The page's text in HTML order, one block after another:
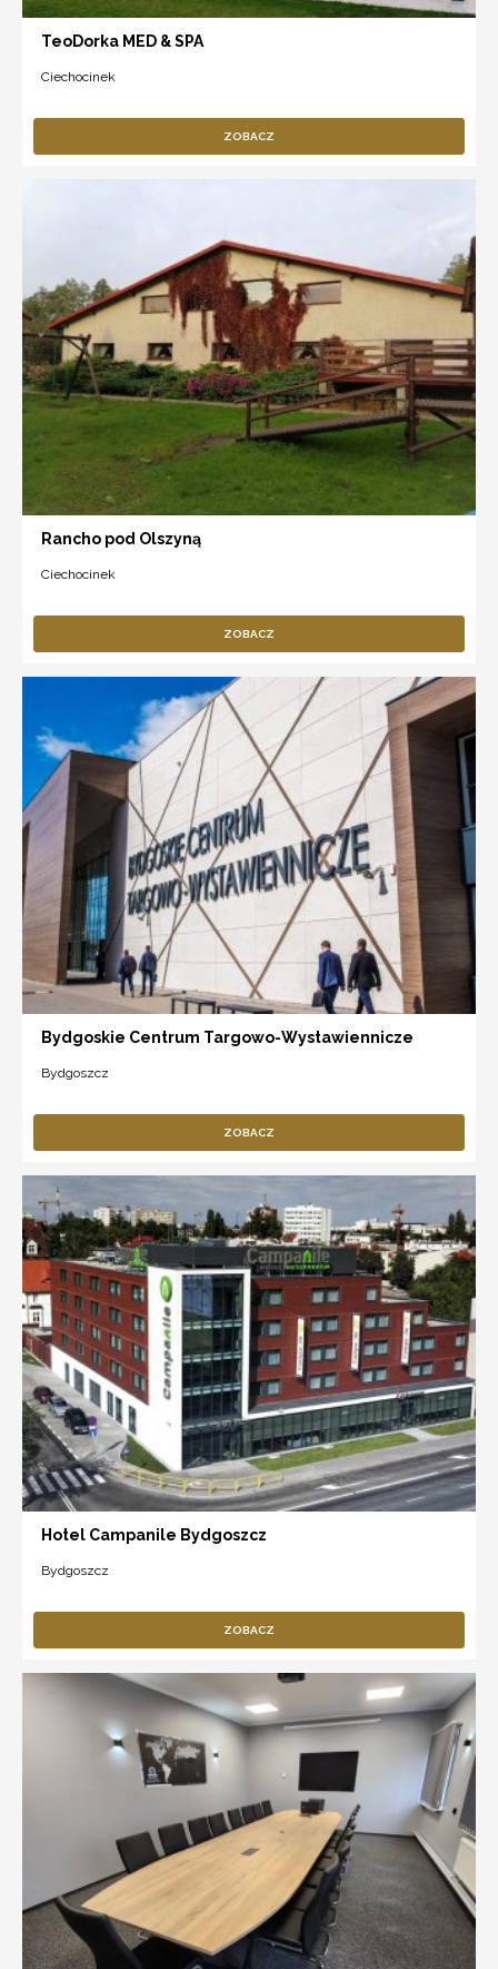
TeoDorka MED & SPA
Ciechocinek
ZOBACZ
Rancho pod Olszyną
Ciechocinek
ZOBACZ
Bydgoskie Centrum Targowo-Wystawiennicze
Bydgoszcz
ZOBACZ
Hotel Campanile Bydgoszcz
Bydgoszcz
ZOBACZ